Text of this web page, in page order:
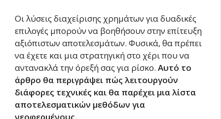
Οι λύσεις διαχείρισης χρημάτων για δυαδικές
επιλογές μπορούν να βοηθήσουν στην επίτευξη
αξιόπιστων αποτελεσμάτων. Φυσικά, θα πρέπει
να έχετε και μια στρατηγική στο χέρι που να
αντανακλά την όρεξή σας για ρίσκο. Αυτό το
άρθρο θα περιγράψει πώς λειτουργούν
διάφορες τεχνικές και θα παρέχει μια λίστα
αποτελεσματικών μεθόδων για